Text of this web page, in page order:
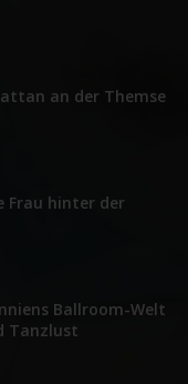
an der Themse
Frau hinter der
Ballroom-Welt
Tanzlust